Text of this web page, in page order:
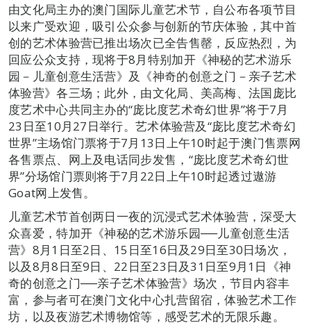
由文化局主办的澳门国际儿童艺术节，自公布各项节目
以来广受欢迎，吸引公众参与创新的节庆体验，其中首
创的艺术体验营已推出场次已全告售罄，反应热烈，为
回应公众支持，现将于8月特别加开《神秘的艺术游乐
园－儿童创意生活营》及《神奇的创意之门－亲子艺术
体验营》各三场；此外，由文化局、美高梅、法国庞比
度艺术中心共同主办的“庞比度艺术奇幻世界”将于7月
23日至10月27日举行。艺术体验营及“庞比度艺术奇幻
世界”主场馆门票将于7月13日上午10时起于澳门售票网
各售票点、网上及电话同步发售，“庞比度艺术奇幻世
界”分场馆门票则将于7月22日上午10时起透过遨游
Goat网上发售。
儿童艺术节首创两日一夜的沉浸式艺术体验营，深受大
众喜爱，特加开《神秘的艺术游乐园──儿童创意生活
营》8月1日至2日、15日至16日及29日至30日场次，
以及8月8日至9日、22日至23日及31日至9月1日《神
奇的创意之门──亲子艺术体验营》场次，节目内容丰
富，参与者可在澳门文化中心扎营留宿，体验艺术工作
坊，以及夜游艺术博物馆等，感受艺术的无限乐趣。